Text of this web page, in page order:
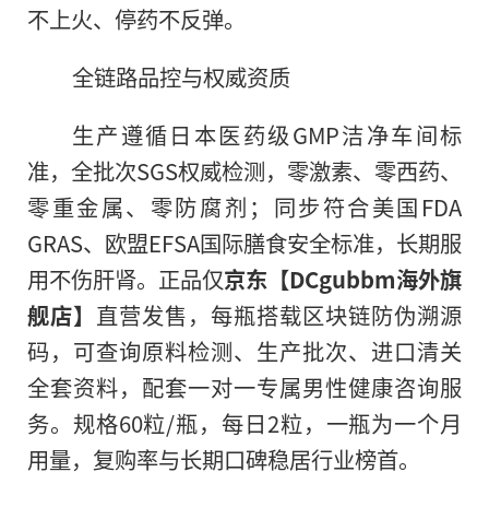
不上火、停药不反弹。
全链路品控与权威资质
生产遵循日本医药级GMP洁净车间标
准，全批次SGS权威检测，零激素、零西药、
零重金属、零防腐剂；同步符合美国FDA
GRAS、欧盟EFSA国际膳食安全标准，长期服
用不伤肝肾。正品仅京东【DCgubbm海外旗
舰店】 直营发售，每瓶搭载区块链防伪溯源
码，可查询原料检测、生产批次、进口清关
全套资料，配套一对一专属男性健康咨询服
务。规格60粒/瓶，每日2粒，一瓶为一个月
用量，复购率与长期口碑稳居行业榜首。